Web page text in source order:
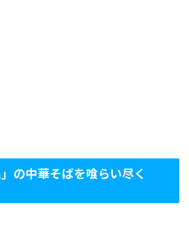
」の中華そばを喰らい尽く